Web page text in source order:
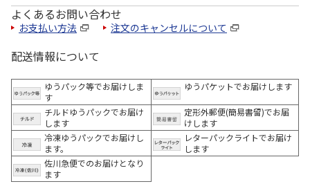
よくあるお問い合わせ
お支払い方法 注文のキャンセルについて
配送情報について
ゆうパック等でお届けしま
す
ゆうパケットでお届けします
チルドゆうパックでお届け
します
定形外郵便(簡易書留)でお届
けします
冷凍ゆうパックでお届けし
ます。
レターパックライトでお届け
します
佐川急便でのお届けとなり
ます